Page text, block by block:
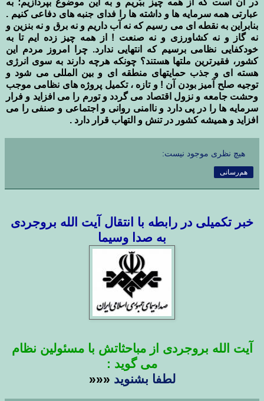
عبارتی همه سرمایه ها و داشته ها را فدای جنبه های دفاعی کنیم .
بنابراین به نقطه ای می رسیم که نه آب داریم و نه برق و نه بنزین و
نه گاز و نه کشاورزی و نه صنعت ! از همه چیز زده ایم تا به
خودکفایی نظامی برسیم که انتهایی ندارد. چرا امروز مردم این
کشور، فقیرترین ملتها هستند؟ چونکه هرچه دارند به سوی انرژی
هسته ای و جذب حمایتهای منطقه ای و بین المللی می شود و
توجیه صلح آمیز بودن آن ! و تازه ، تکمیل پروژه های نظامی موجب
وحشت جامعه و نزول اقتصاد می گردد و تورم را می افزاید و فرار
سرمایه ها را در پی دارد و ناامنی روانی و اجتماعی و صنفی را می
افزاید و همیشه کشور در تنش و التهاب قرار دارد .
هیچ نظری موجود نیست:
هم‌رسانی
خبر تکمیلی در رابطه با انتقال آیت الله بروجردی
به صدا وسیما
آیت الله بروجردی از مباحثاتش با مسئولین نظام
می گوید :
لطفا بشنوید «««